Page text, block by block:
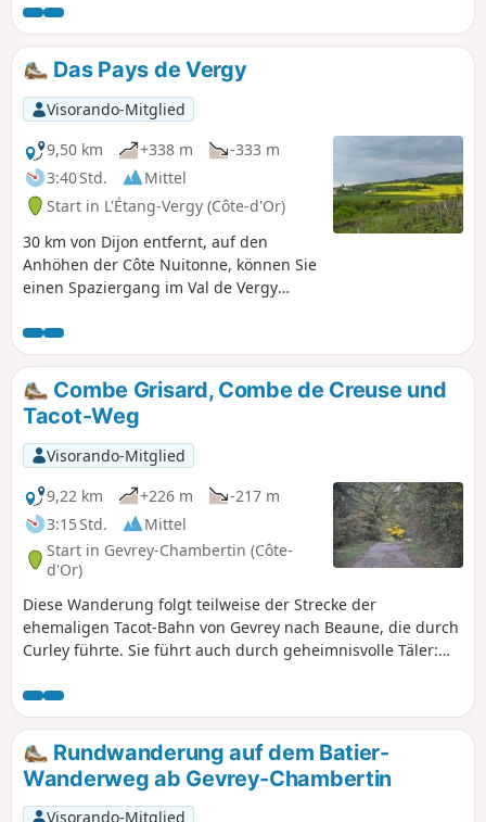
dabei Meuilley und Messanges streift, bevor
sie nach Curtil-Vergy gelangt. Auf dieser
Wanderung zwischen Wald und Weinbergen
gibt es bemerkenswerte Bäume, eine
Megalithstätte, eine wiederbelebte Quelle,
die Ruinen einer Abtei sowie Waschhäuser,
Mühlen und restaurierte alte Steinhäuser zu
entdecken.
Das Pays de Vergy
Visorando-Mitglied
9,50 km
+338 m
-333 m
3:40 Std.
Mittel
Start in L'Étang-Vergy (Côte-d'Or)
30 km von Dijon entfernt, auf den
Anhöhen der Côte Nuitonne, können Sie
einen Spaziergang im Val de Vergy
Hochburg des Burgunds und Lehensgut
der „tapferen” Vergy, einer
angesehenen Familie, die tief in der
Vergangenheit und Gegenwart
verwurzelt ist. Étang Vergy, Abbaye
Saint Vivant, Curtil-Vergy, Bévy auf
unserer Route.
Combe Grisard, Combe de Creuse und
Tacot-Weg
Visorando-Mitglied
9,22 km
+226 m
-217 m
3:15 Std.
Mittel
Start in Gevrey-Chambertin (Côte-
d'Or)
Diese Wanderung folgt teilweise der Strecke der
ehemaligen Tacot-Bahn von Gevrey nach Beaune, die durch
Curley führte. Sie führt auch durch geheimnisvolle Täler:
hat man einen schönen Blick auf die Felsen der Combe
Lavau.
Rundwanderung auf dem Batier-
Wanderweg ab Gevrey-Chambertin
Visorando-Mitglied